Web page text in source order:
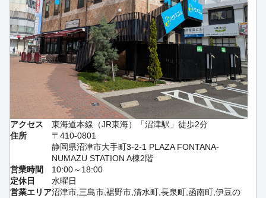
アクセス
東海道本線（JR東海）「沼津駅」徒歩2分
住所
〒410-0801
静岡県沼津市大手町3-2-1 PLAZA FONTANA-
NUMAZU STATION A棟2階
営業時間
10:00～18:00
定休日
水曜日
営業エリア沼津市,三島市,裾野市,清水町,長泉町,函南町,伊豆の